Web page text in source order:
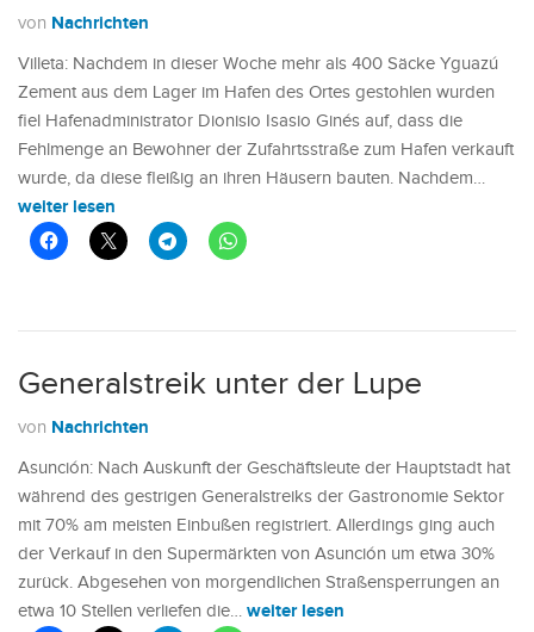
von Nachrichten
Villeta: Nachdem in dieser Woche mehr als 400 Säcke Yguazú
Zement aus dem Lager im Hafen des Ortes gestohlen wurden
fiel Hafenadministrator Dionisio Isasio Ginés auf, dass die
Fehlmenge an Bewohner der Zufahrtsstraße zum Hafen verkauft
wurde, da diese fleißig an ihren Häusern bauten. Nachdem…
weiter lesen
Generalstreik unter der Lupe
von Nachrichten
Asunción: Nach Auskunft der Geschäftsleute der Hauptstadt hat
während des gestrigen Generalstreiks der Gastronomie Sektor
mit 70% am meisten Einbußen registriert. Allerdings ging auch
der Verkauf in den Supermärkten von Asunción um etwa 30%
zurück. Abgesehen von morgendlichen Straßensperrungen an
etwa 10 Stellen verliefen die… weiter lesen